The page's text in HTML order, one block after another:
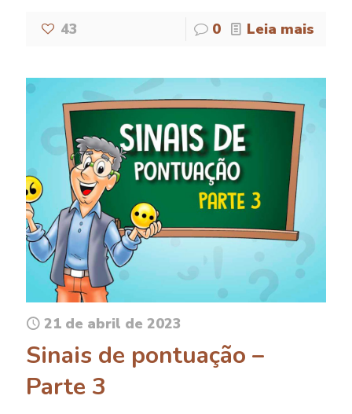
43 0 Leia mais
21 de abril de 2023
Sinais de pontuação –
Parte 3